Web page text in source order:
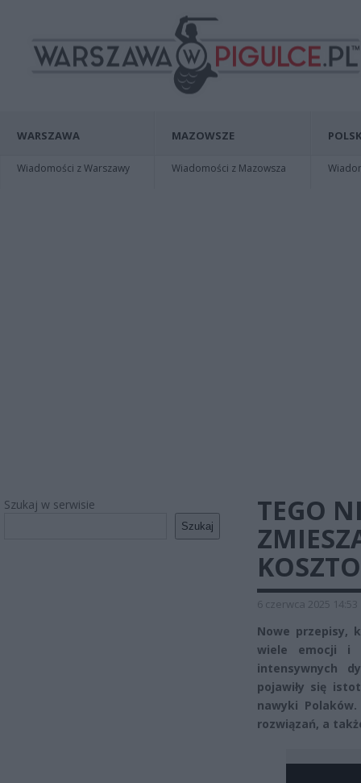
WARSZAWA
Wiadomości z Warszawy
MAZOWSZE
Wiadomości z Mazowsza
Szukaj w serwisie
Szukaj
TEGO
6 czerwca 2025 14:53
Nowe przepisy,
wiele emocji i
intensywnych
pojawiły się
nawyki
rozwiązań, a